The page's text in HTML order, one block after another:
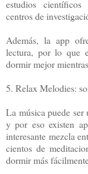
estudios
centros de
Además, la app
lectura, por lo que
dormir mejor
5. Relax Melodies:
La música puede
y por eso existen
interesante mezcla
cientos de
dormir más